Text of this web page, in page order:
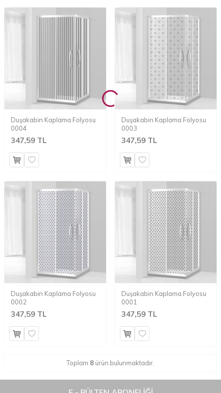
Duşakabin Kaplama Folyosu
0004
347,59 TL
Duşakabin Kaplama Folyosu
0003
347,59 TL
Duşakabin Kaplama Folyosu
0002
347,59 TL
Duşakabin Kaplama Folyosu
0001
347,59 TL
Toplam 8 ürün bulunmaktadır.